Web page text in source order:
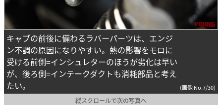
キャブの前後に備わるラバーパーツは、エンジ
ン不調の原因になりやすい。熱の影響をモロに
受ける前側=インシュレターのほうが劣化は早い
が、後ろ側=インテークダクトも消耗部品と考え
たい。
(画像 No.7/30)
縦スクロールで次の写真へ